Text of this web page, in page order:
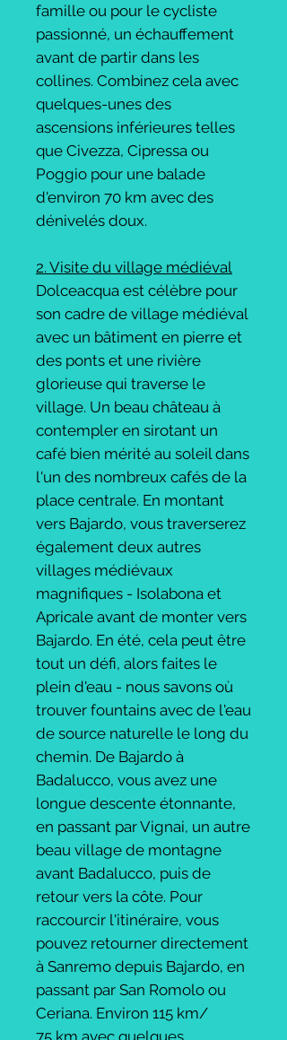
famille ou pour le cycliste
passionné, un échauffement
avant de partir dans les
collines. Combinez cela avec
quelques-unes des
ascensions inférieures telles
que Civezza, Cipressa ou
Poggio pour une balade
d'environ 70 km avec des
dénivelés doux.
2. Visite du village médiéval
Dolceacqua est célèbre pour
son cadre de village médiéval
avec un bâtiment en pierre et
des ponts et une rivière
glorieuse qui traverse le
village. Un beau château à
contempler en sirotant un
café bien mérité au soleil dans
l'un des nombreux cafés de la
place centrale. En montant
vers Bajardo, vous traverserez
également deux autres
villages médiévaux
magnifiques - Isolabona et
Apricale avant de monter vers
Bajardo. En été, cela peut être
tout un défi, alors faites le
plein d'eau - nous savons où
trouver fountains avec de l'eau
de source naturelle le long du
chemin. De Bajardo à
Badalucco, vous avez une
longue descente étonnante,
en passant par Vignai, un autre
beau village de montagne
avant Badalucco, puis de
retour vers la côte. Pour
raccourcir l'itinéraire, vous
pouvez retourner directement
à Sanremo depuis Bajardo, en
passant par San Romolo ou
Ceriana. Environ 115 km/